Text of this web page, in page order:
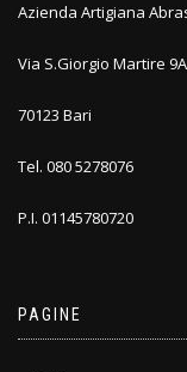
Azienda Artigiana
Via S.Giorgio Martire 9A
70123 Bari
Tel. 080 5278076
P.I. 01145780720
PAGINE